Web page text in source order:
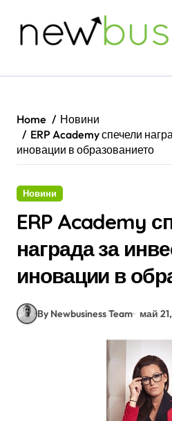
Home
Новини
ERP Academy спечели
иновации в образованието
Новини
ERP Academy
награда за
иновации в
By Newbusiness Team май